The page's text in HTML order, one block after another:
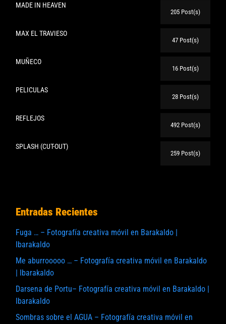
MADE IN HEAVEN
205 Post(s)
MAX EL TRAVIESO
47 Post(s)
MUÑECO
16 Post(s)
PELICULAS
28 Post(s)
REFLEJOS
492 Post(s)
SPLASH (CUT-OUT)
259 Post(s)
Entradas Recientes
Fuga … – Fotografía creativa móvil en Barakaldo |
Ibarakaldo
Me aburrooooo … – Fotografía creativa móvil en Barakaldo
| Ibarakaldo
Darsena de Portu– Fotografía creativa móvil en Barakaldo |
Ibarakaldo
Sombras sobre el AGUA – Fotografía creativa móvil en